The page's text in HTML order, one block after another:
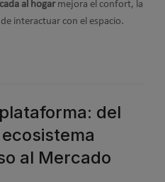
al hogarmejora el confort, la
interactuar con el espacio.
del
al Mercado